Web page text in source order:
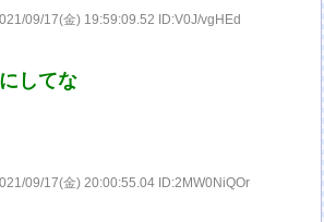
09/17(金) 19:59:09.52 ID:V0J/vgHEd
してな
09/17(金) 20:00:55.04 ID:2MW0NiQOr